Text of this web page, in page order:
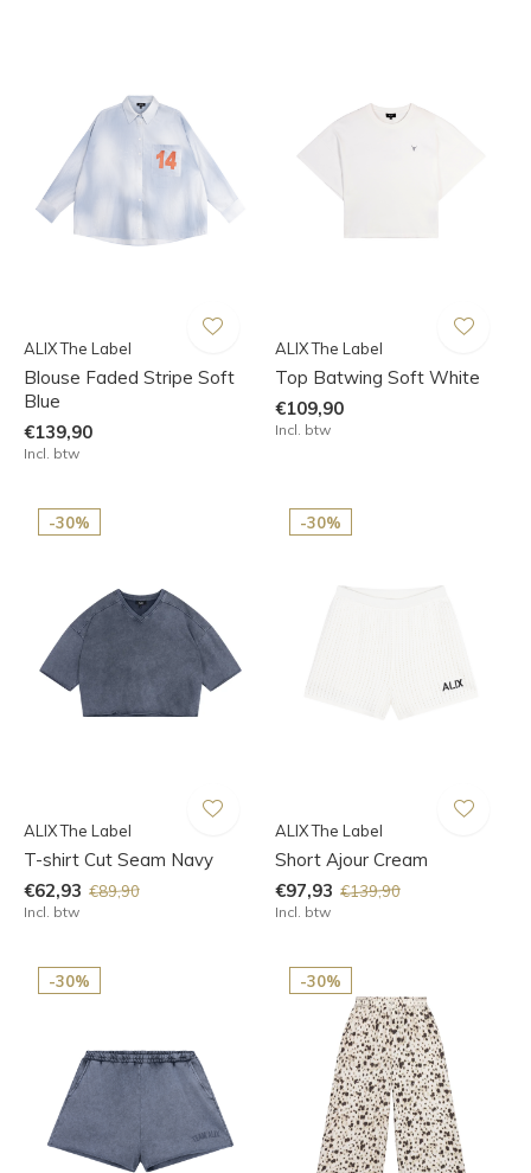
ALIX The Label
Blouse Faded Stripe Soft
Blue
€139,90
Incl. btw
ALIX The Label
Top Batwing Soft White
€109,90
Incl. btw
-30%
ALIX The Label
T-shirt Cut Seam Navy
€62,93 €89,90
Incl. btw
-30%
ALIX The Label
Short Ajour Cream
€97,93 €139,90
Incl. btw
-30% -30%